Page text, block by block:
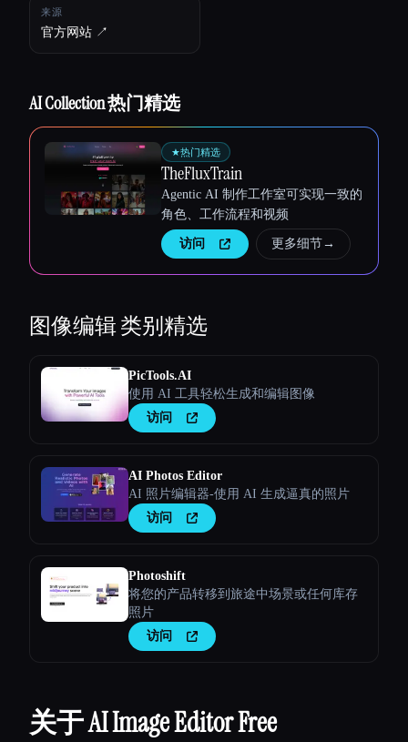
来源
官方网站 ↗︎
AI Collection 热门精选
★热门精选
TheFluxTrain
Agentic AI 制作工作室可实现一致的
角色、工作流程和视频
访问 更多细节→
图像编辑类别精选
PicTools.AI
使用 AI 工具轻松生成和编辑图像
访问
AI Photos Editor
AI 照片编辑器-使用 AI 生成逼真的照片
访问
Photoshift
将您的产品转移到旅途中场景或任何库存
照片
访问
关于 AI Image Editor Free